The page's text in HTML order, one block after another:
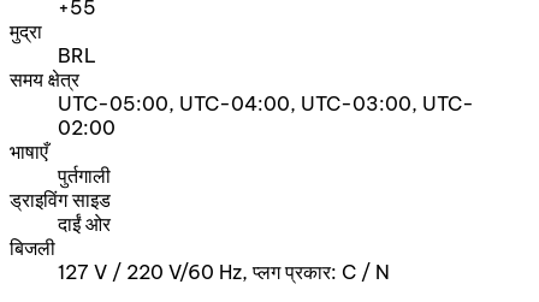
+55
मुद्रा
BRL
समय क्षेत्र
UTC-05:00, UTC-04:00, UTC-03:00, UTC-
02:00
भाषाएँ
पुर्तगाली
ड्राइविंग साइड
दाईं ओर
बिजली
127 V / 220 V/60 Hz, प्लग प्रकार: C / N